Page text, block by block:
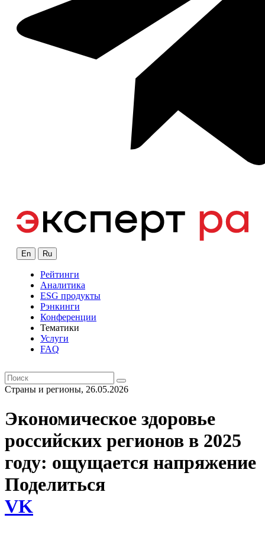
En Ru
Рейтинги
Аналитика
ESG продукты
Рэнкинги
Конференции
Тематики
Услуги
FAQ
Страны и регионы, 26.05.2026
Экономическое здоровье
российских регионов в 2025
году: ощущается напряжение
Поделиться
VK